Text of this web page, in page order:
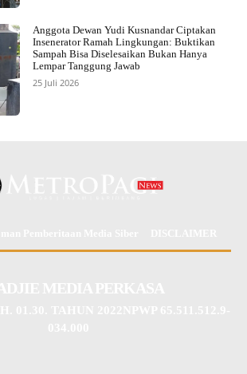
Anggota Dewan Yudi Kusnandar Ciptakan
Insenerator Ramah Lingkungan: Buktikan
Sampah Bisa Diselesaikan Bukan Hanya
Lempar Tanggung Jawab
25 Juli 2026